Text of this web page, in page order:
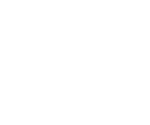
sauna, joka tarjoaa
aktiivisen